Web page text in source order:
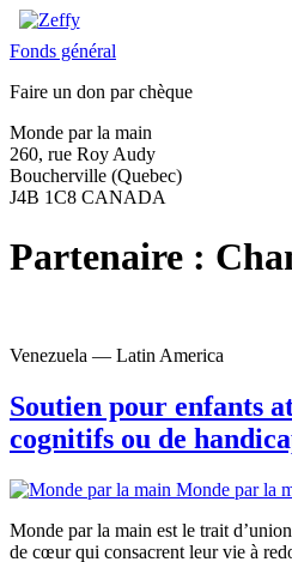
Fonds général
Faire un don par chèque
Monde par la main
260, rue Roy Audy
Boucherville (Quebec)
J4B 1C8 CANADA
Partenaire :
Venezuela — Latin America
Soutien pour enfants
cognitifs ou de
Monde par la
Monde par la main est le trait
de cœur qui consacrent leur vie à